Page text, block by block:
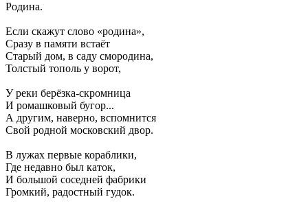
Родина.
Если скажут слово «родина»,
Сразу в памяти встаёт
Старый дом, в саду смородина,
Толстый тополь у ворот,
У реки берёзка-скромница
И ромашковый бугор...
А другим, наверно, вспомнится
Свой родной московский двор.
В лужах первые кораблики,
Где недавно был каток,
И большой соседней фабрики
Громкий, радостный гудок.